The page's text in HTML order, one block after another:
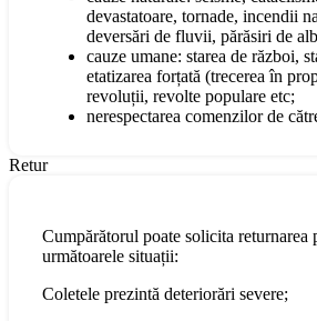
devastatoare, tornade, incendii
deversări de fluvii, părăsiri de
cauze umane: starea de război,
etatizarea forțată (trecerea în
revoluții, revolte populare etc;
nerespectarea comenzilor de
Retur
Cumpărătorul poate solicita returnarea
următoarele situații:
Coletele prezintă deteriorări severe;